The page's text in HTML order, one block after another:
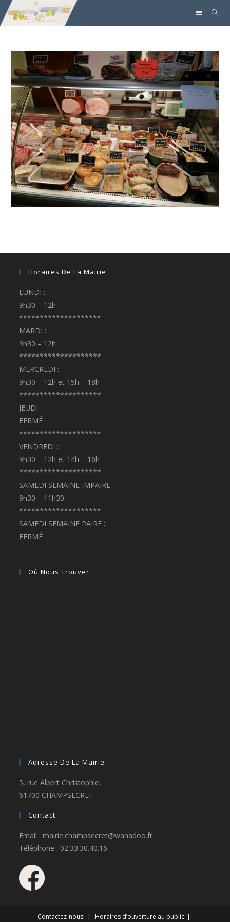
Horaires De La Mairie
LUNDI :
9h30 – 12h
********************
MARDI :
9h30 – 12h
********************
MERCREDI :
9h30 – 12h et 15h – 18h
********************
JEUDI :
FERMÉ
********************
VENDREDI :
9h30 – 12h et 14h – 16h
********************
SAMEDI SEMAINE IMPAIRE :
9h30 – 11h30
********************
SAMEDI SEMAINE PAIRE :
FERMÉ
Où Nous Trouver
Adresse De La Mairie
5, rue Albert Christophle,
61700 CHAMPSECRET
Contact
Email : mairie.champsecret@wanadoo.fr
Téléphone : 02.33.30.40.16.
Contactez-nous!
Horaires d’ouverture au public